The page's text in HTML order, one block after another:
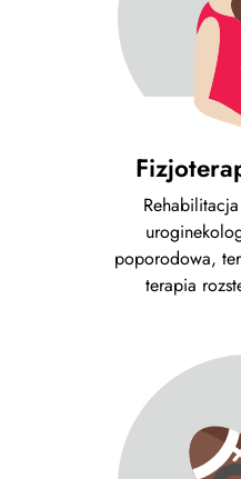
poporodowa,
terapia